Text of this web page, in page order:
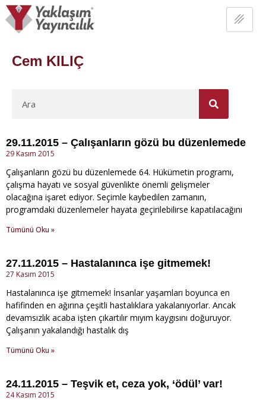
Cem KILIÇ
29.11.2015 – Çalışanların gözü bu düzenlemede
29 Kasım 2015
Çalışanların gözü bu düzenlemede 64. Hükümetin programı,
çalışma hayatı ve sosyal güvenlikte önemli gelişmeler
olacağına işaret ediyor. Seçimle kaybedilen zamanın,
programdaki düzenlemeler hayata geçirilebilirse kapatılacağını
Tümünü Oku »
27.11.2015 – Hastalanınca işe gitmemek!
27 Kasım 2015
Hastalanınca işe gitmemek! İnsanlar yaşamları boyunca en
hafifinden en ağırına çeşitli hastalıklara yakalanıyorlar. Ancak
devamsızlık acaba işten çıkartılır mıyım kaygısını doğuruyor.
Çalışanın yakalandığı hastalık dış
Tümünü Oku »
24.11.2015 – Teşvik et, ceza yok, ‘ödül’ var!
24 Kasım 2015